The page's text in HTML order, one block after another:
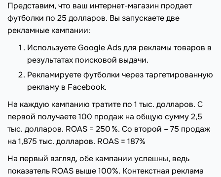
Представим, что ваш интернет-магазин продает
футболки по 25 долларов. Вы запускаете две
рекламные кампании:
Используете Google Ads для рекламы товаров в
результатах поисковой выдачи.
Рекламируете футболки через таргетированную
рекламу в Facebook.
На каждую кампанию тратите по 1 тыс. долларов. С
первой получаете 100 продаж на общую сумму 2,5
тыс. долларов. ROAS = 250 %. Со второй – 75 продаж
на 1,875 тыс. долларов. ROAS = 187%
На первый взгляд, обе кампании успешны, ведь
показатель ROAS выше 100%. Контекстная реклама